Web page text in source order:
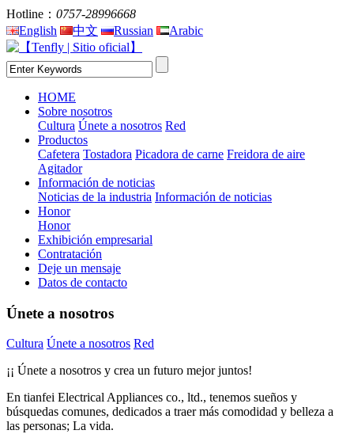
Hotline： 0757-28996668
English
中文 Russian Arabic
HOME
Sobre nosotros
Cultura Únete a nosotros Red
Productos
Cafetera Tostadora Picadora de carne Freidora de aire
Agitador
Información de noticias
Noticias de la industria Información de noticias
Honor
Honor
Exhibición empresarial
Contratación
Deje un mensaje
Datos de contacto
Únete a nosotros
Cultura Únete a nosotros Red
¡¡ Únete a nosotros y crea un futuro mejor juntos!
En tianfei Electrical Appliances co., ltd., tenemos sueños y
búsquedas comunes, dedicados a traer más comodidad y belleza a
las personas; La vida.